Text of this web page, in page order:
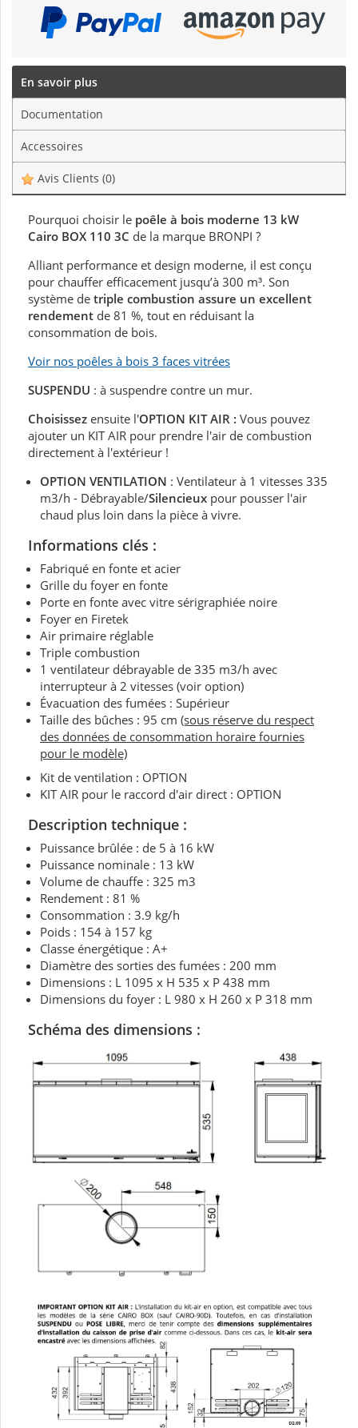
En savoir plus
Documentation
Accessoires
Avis Clients (0)
Pourquoi choisir le poêle à bois moderne 13 kW
Cairo BOX 110 3C de la marque BRONPI ?
Alliant performance et design moderne, il est conçu
pour chauffer efficacement jusqu’à 300 m³. Son
système de triple combustion assure un excellent
rendement de 81 %, tout en réduisant la
consommation de bois.
Voir nos poêles à bois 3 faces vitrées
SUSPENDU : à suspendre contre un mur.
Choisissez ensuite l'OPTION KIT AIR : Vous pouvez
ajouter un KIT AIR pour prendre l'air de combustion
directement à l'extérieur !
OPTION VENTILATION : Ventilateur à 1 vitesses 335
m3/h - Débrayable/Silencieux pour pousser l'air
chaud plus loin dans la pièce à vivre.
Informations clés :
Fabriqué en fonte et acier
Grille du foyer en fonte
Porte en fonte avec vitre sérigraphiée noire
Foyer en Firetek
Air primaire réglable
Triple combustion
1 ventilateur débrayable de 335 m3/h avec
interrupteur à 2 vitesses (voir option)
Évacuation des fumées : Supérieur
Taille des bûches : 95 cm (sous réserve du respect
des données de consommation horaire fournies
pour le modèle)
Kit de ventilation : OPTION
KIT AIR pour le raccord d'air direct : OPTION
Description technique :
Puissance brûlée : de 5 à 16 kW
Puissance nominale : 13 kW
Volume de chauffe : 325 m3
Rendement : 81 %
Consommation : 3.9 kg/h
Poids : 154 à 157 kg
Classe énergétique : A+
Diamètre des sorties des fumées : 200 mm
Dimensions : L 1095 x H 535 x P 438 mm
Dimensions du foyer : L 980 x H 260 x P 318 mm
Schéma des dimensions :